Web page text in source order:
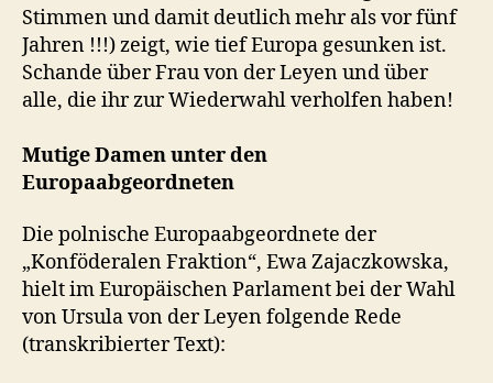
Stimmen und damit deutlich mehr als vor fünf
Jahren !!!) zeigt, wie tief Europa gesunken ist.
Schande über Frau von der Leyen und über
alle, die ihr zur Wiederwahl verholfen haben!
Mutige Damen unter den
Europaabgeordneten
Die polnische Europaabgeordnete der
„Konföderalen Fraktion“, Ewa Zajaczkowska,
hielt im Europäischen Parlament bei der Wahl
von Ursula von der Leyen folgende Rede
(transkribierter Text):